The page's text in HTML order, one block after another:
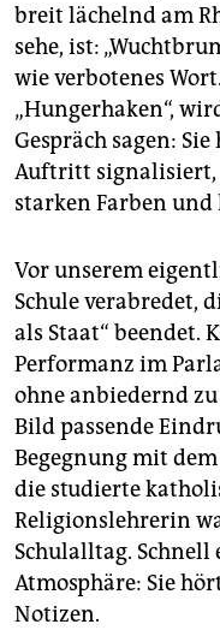
breit lächelnd am
sehe, ist:
wie verbotenes
„Hungerhaken“,
Gespräch sagen:
Auftritt signalisiert,
starken Farben und
Vor unserem
Schule verabredet,
als Staat“ beendet.
Performanz im
ohne anbiedernd
Bild passende
Begegnung mit
die studierte
Religionslehrerin
Schulalltag.
Atmosphäre: Sie
Notizen.